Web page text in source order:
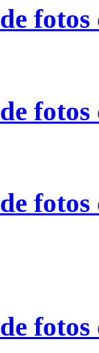
fotos
fotos